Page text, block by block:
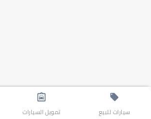
سيارات للبيع تمويل السيارات